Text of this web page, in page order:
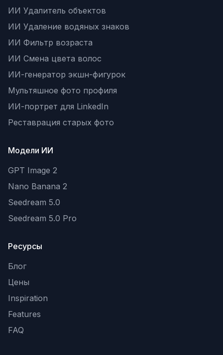
ИИ Удалитель объектов
ИИ Удаление водяных знаков
ИИ Фильтр возраста
ИИ Смена цвета волос
ИИ-генератор экшн-фигурок
Мультяшное фото профиля
ИИ-портрет для LinkedIn
Реставрация старых фото
Модели ИИ
GPT Image 2
Nano Banana 2
Seedream 5.0
Seedream 5.0 Pro
Ресурсы
Блог
Цены
Inspiration
Features
FAQ